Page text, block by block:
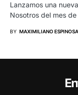
Lanzamos una
Nosotros del mes de
BY MAXIMILIANO ESPINOSA